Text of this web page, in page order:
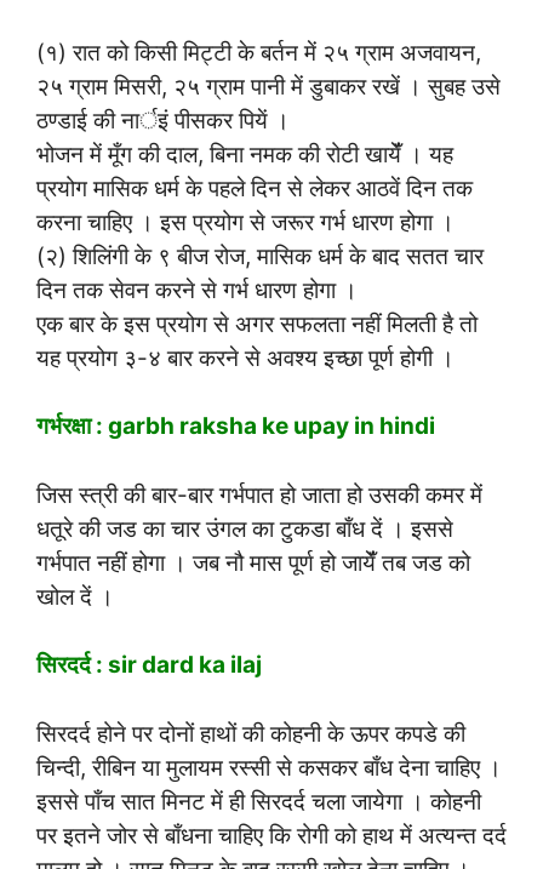
(१) रात को किसी मिट्टी के बर्तन में २५ ग्राम अजवायन,
२५ ग्राम मिसरी, २५ ग्राम पानी में डुबाकर रखें । सुबह उसे
ठण्डाई की नार्इं पीसकर पियें ।
भोजन में मूँग की दाल, बिना नमक की रोटी खायेंँ । यह
प्रयोग मासिक धर्म के पहले दिन से लेकर आठवें दिन तक
करना चाहिए । इस प्रयोग से जरूर गर्भ धारण होगा ।
(२) शिलिंगी के ९ बीज रोज, मासिक धर्म के बाद सतत चार
दिन तक सेवन करने से गर्भ धारण होगा ।
एक बार के इस प्रयोग से अगर सफलता नहीं मिलती है तो
यह प्रयोग ३-४ बार करने से अवश्य इच्छा पूर्ण होगी ।
गर्भरक्षा : garbh raksha ke upay in hindi
जिस स्त्री की बार-बार गर्भपात हो जाता हो उसकी कमर में
धतूरे की जड का चार उंगल का टुकडा बाँध दें । इससे
गर्भपात नहीं होगा । जब नौ मास पूर्ण हो जायेंँ तब जड को
खोल दें ।
सिरदर्द : sir dard ka ilaj
सिरदर्द होने पर दोनों हाथों की कोहनी के ऊपर कपडे की
चिन्दी, रीबिन या मुलायम रस्सी से कसकर बाँध देना चाहिए ।
इससे पाँच सात मिनट में ही सिरदर्द चला जायेगा । कोहनी
पर इतने जोर से बाँधना चाहिए कि रोगी को हाथ में अत्यन्त दर्द